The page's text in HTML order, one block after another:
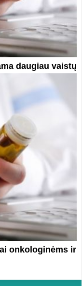
daugiau vaistų
onkologinėms ir